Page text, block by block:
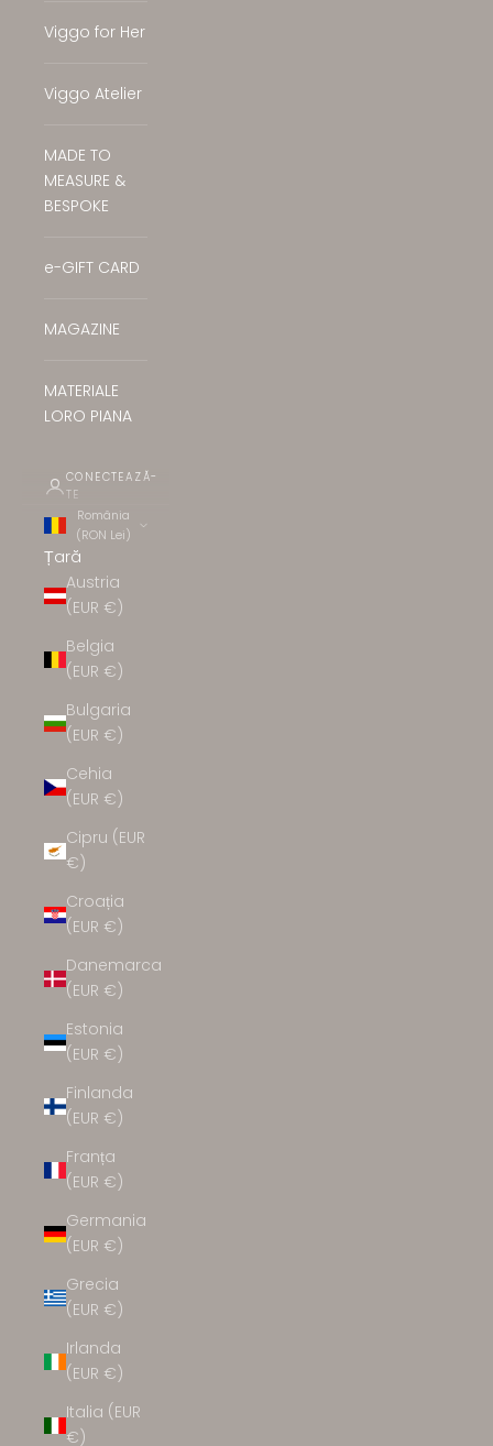
Viggo for Her
Viggo Atelier
MADE TO
MEASURE &
BESPOKE
e-GIFT CARD
MAGAZINE
MATERIALE
LORO PIANA
CONECTEAZĂ-
TE
România
(RON Lei)
Țară
Austria
(EUR €)
Belgia
(EUR €)
Bulgaria
(EUR €)
Cehia
(EUR €)
Cipru (EUR
€)
Croația
(EUR €)
Danemarca
(EUR €)
Estonia
(EUR €)
Finlanda
(EUR €)
Franța
(EUR €)
Germania
(EUR €)
Grecia
(EUR €)
Irlanda
(EUR €)
Italia (EUR
€)